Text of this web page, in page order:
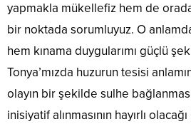
yapmakla mükellefiz hem de
bir noktada sorumluyuz. O
hem kınama duygularımı güçlü
Tonya’mızda huzurun tesisi
olayın bir şekilde sulhe
inisiyatif alınmasının hayırlı